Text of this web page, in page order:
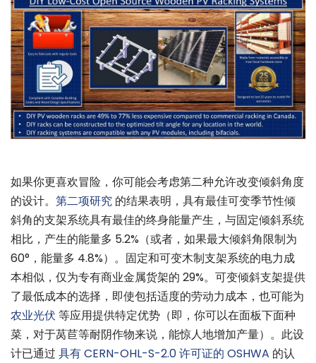
如果你更喜欢冒险，你可能会考虑第二种允许改变倾斜角度
的设计。 第二项研究 的结果表明，具有最佳可变季节性倾
斜角的支架系统具有最佳的终身能量产生，与固定倾斜系统
相比，产生的能量多 5.2%（或者，如果最大倾斜角限制为
60°，能量多 4.8%）。固定和可变木制支架系统的电力成
本相似，仅为专有商业金属货架的 29%。可变倾斜支架提供
了最低成本的选择，即使包括适度的劳动力成本，也可能为
农业光伏等应用提供特定优势（即，你可以在面板下面种
菜，对于莴苣等耐阴作物来说，能惊人地增加产量）。此设
计已通过 具有 CERN-OHL-S-2.0 许可证的 OSHWA 的认